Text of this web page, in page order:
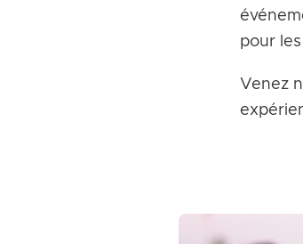
pour
Venez